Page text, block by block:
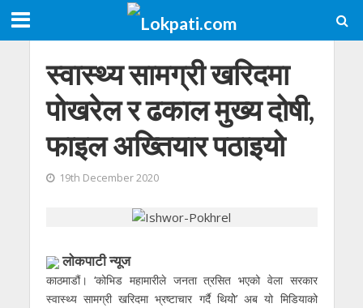
स्वास्थ्य सामग्री खरिदमा
पोखरेल र ढकाल मुख्य दोषी,
फाइल अख्तियार पठाइयो
19th December 2020
लाेकपाटी न्यूज
काठमाडौं। ‘कोभिड महामारीले जनता त्रसित भएको वेला सरकार
स्वास्थ्य सामग्री खरिदमा भ्रष्टाचार गर्दै थियोे’ अब यो मिडियाको